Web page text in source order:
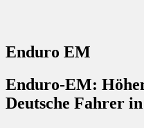
Enduro EM
Enduro-EM:
Deutsche Fahrer